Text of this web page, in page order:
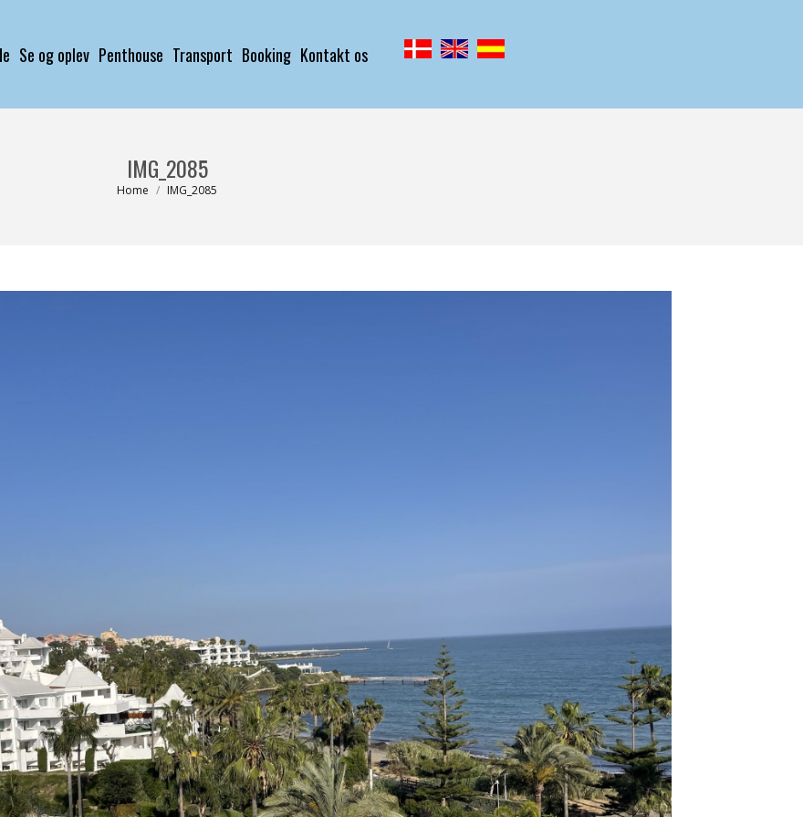
Se og oplev Penthouse Transport Booking Kontakt os
IMG_2085
You are here:
Home IMG_2085
Se og oplev Penthouse Transport Booking Kontakt os